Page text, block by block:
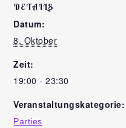
DETAILS
Datum:
8. Oktober
Zeit:
19:00 - 23:30
Veranstaltungskategorie:
Parties